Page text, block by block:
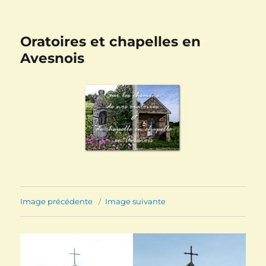
Oratoires et chapelles en
Avesnois
Image précédente Image suivante